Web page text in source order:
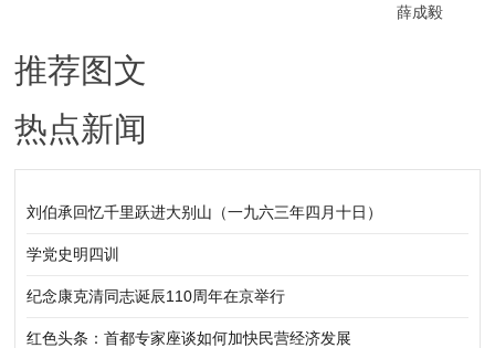
薛成毅
推荐图文
热点新闻
刘伯承回忆千里跃进大别山（一九六三年四月十日）
学党史明四训
纪念康克清同志诞辰110周年在京举行
红色头条：首都专家座谈如何加快民营经济发展